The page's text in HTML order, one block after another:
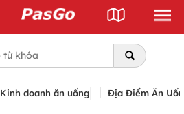
Kinh doanh ăn uống Địa Điểm Ăn